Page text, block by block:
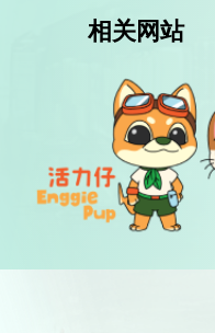
相关网站